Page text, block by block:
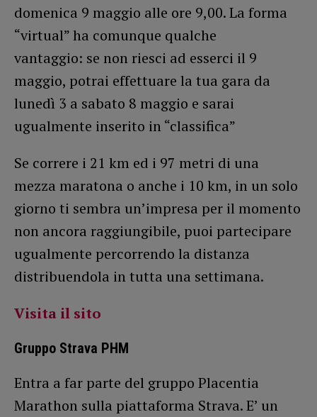
domenica 9 maggio alle ore 9,00. La forma
“virtual” ha comunque qualche
vantaggio: se non riesci ad esserci il 9
maggio, potrai effettuare la tua gara da
lunedì 3 a sabato 8 maggio e sarai
ugualmente inserito in “classifica”
Se correre i 21 km ed i 97 metri di una
mezza maratona o anche i 10 km, in un solo
giorno ti sembra un’impresa per il momento
non ancora raggiungibile, puoi partecipare
ugualmente percorrendo la distanza
distribuendola in tutta una settimana.
Visita il sito
Gruppo Strava PHM
Entra a far parte del gruppo Placentia
Marathon sulla piattaforma Strava. E’ un